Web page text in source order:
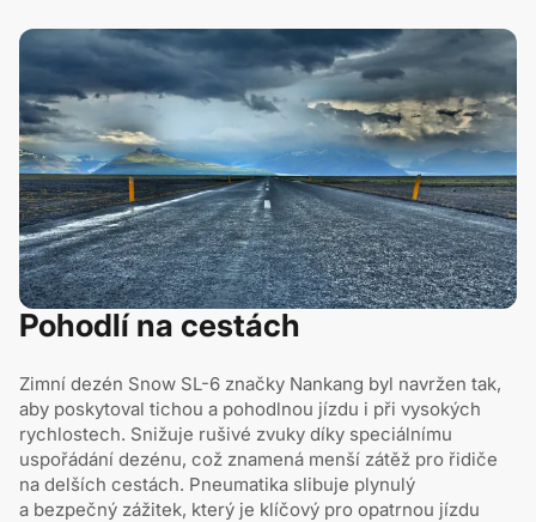
Pohodlí na cestách
Zimní dezén Snow SL-6 značky Nankang byl navržen tak,
aby poskytoval tichou a pohodlnou jízdu i při vysokých
rychlostech. Snižuje rušivé zvuky díky speciálnímu
uspořádání dezénu, což znamená menší zátěž pro řidiče
na delších cestách. Pneumatika slibuje plynulý
a bezpečný zážitek, který je klíčový pro opatrnou jízdu